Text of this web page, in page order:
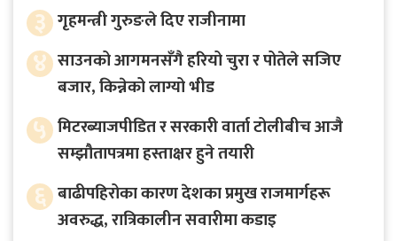
३ गृहमन्त्री गुरुङले दिए राजीनामा
४ साउनको आगमनसँगै हरियो चुरा र पोतेले सजिए
बजार, किन्नेको लाग्यो भीड
५ मिटरब्याजपीडित र सरकारी वार्ता टोलीबीच आजै
सम्झौतापत्रमा हस्ताक्षर हुने तयारी
६ बाढीपहिरोका कारण देशका प्रमुख राजमार्गहरू
अवरुद्ध, रात्रिकालीन सवारीमा कडाइ